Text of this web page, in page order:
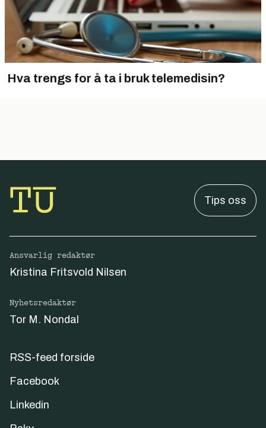
Hva trengs for å ta i bruk telemedisin?
Tips oss
Ansvarlig redaktør
Kristina Fritsvold Nilsen
Nyhetsredaktør
Tor M. Nondal
RSS-feed forside
Facebook
Linkedin